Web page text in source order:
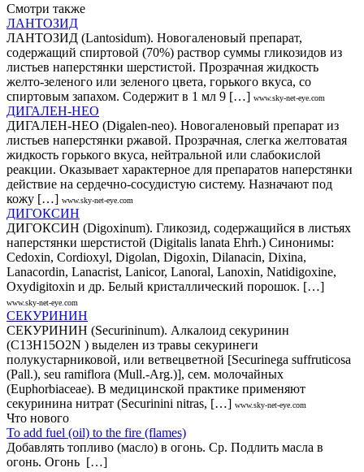
Смотри также
ЛАНТОЗИД
ЛАНТОЗИД (Lantosidum). Новогаленовый препарат,
содержащий спиртовой (70%) раствор суммы гликозидов из
листьев наперстянки шерстистой. Прозрачная жидкость
желто-зеленого или зеленого цвета, горького вкуса, со
спиртовым запахом. Содержит в 1 мл 9 […] www.sky-net-eye.com
ДИГАЛЕН-НЕО
ДИГАЛЕН-НЕО (Digalen-neo). Новогаленовый препарат из
листьев наперстянки ржавой. Прозрачная, слегка желтоватая
жидкость горького вкуса, нейтральной или слабокислой
реакции. Оказывает характерное для препаратов наперстянки
действие на сердечно-сосудистую систему. Назначают под
кожу […] www.sky-net-eye.com
ДИГОКСИН
ДИГОКСИН (Digoxinum). Гликозид, содержащийся в листьях
наперстянки шерстистой (Digitalis lanata Ehrh.) Cинонимы:
Cedoxin, Cordioxyl, Digolan, Digoxin, Dilanacin, Dixina,
Lanacordin, Lanacrist, Lanicor, Lanoral, Lanoxin, Natidigoxine,
Oxydigitoxin и др. Белый кристаллический порошок. […]
www.sky-net-eye.com
СЕКУРИНИН
СЕКУРИНИН (Securininum). Алкалоид секуринин
(С13Н15O2N ) выделен из травы секуринеги
полукустарниковой, или ветвецветной [Securinega suffruticosa
(Pall.), seu ramiflora (Mull.-Arg.)], сем. молочайных
(Euphorbiaceae). В медицинской практике применяют
секуринина нитрат (Securinini nitras, […] www.sky-net-eye.com
Что нового
То add fuel (oil) to the fire (flames)
Добавлять топливо (масло) в огонь. Ср. Подлить масла в
огонь. Огонь […]